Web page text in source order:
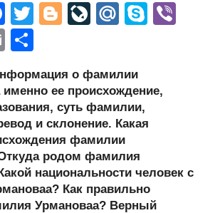
F
a
c
e
b
o
o
k
T
er
Bl
g
er
Li
J
o
ur
n
al
M
u
S
e
E
ail р
а
в
и
ть
о фамилии
ее происхождение,
суть фамилии,
и склонение. Какая
фамилии
родом фамилия
национальности человек с
Как правильно
Урмановаа? Верный